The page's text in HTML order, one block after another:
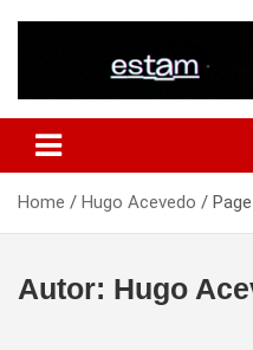
Home Hugo Acevedo
Autor: Hugo